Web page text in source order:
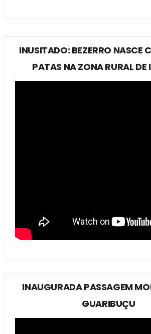
INUSITADO: BEZERRO NASCE
PATAS NA ZONA RURAL DE
INAUGURADA PASSAGEM
GUARIBUÇU